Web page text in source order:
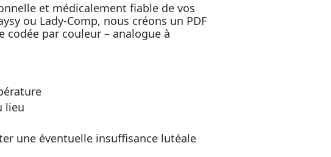
et médicalement fiable de vos
ou Lady-Comp, nous créons un PDF
codée par couleur – analogue à
lieu
une éventuelle insuffisance lutéale